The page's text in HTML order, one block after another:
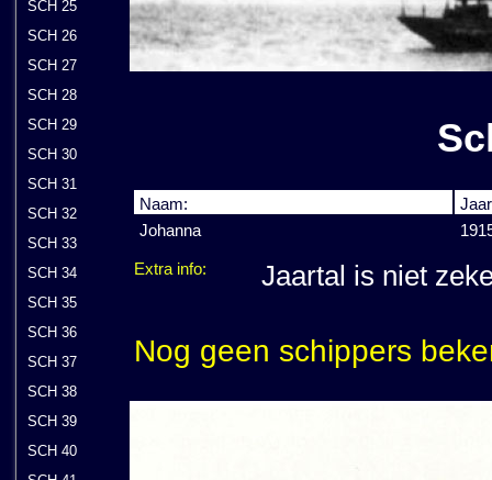
SCH 25
SCH 26
SCH 27
SCH 28
SCH 29
SCH 30
SCH 31
SCH 32
SCH 33
SCH 34
SCH 35
SCH 36
SCH 37
SCH 38
SCH 39
SCH 40
Naam:
Johanna
Extra info: Jaartal is niet
Nog geen schippers